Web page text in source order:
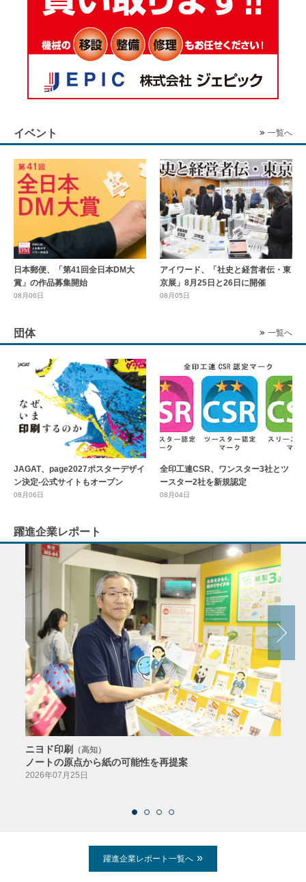
イベント 一覧へ
日本郵便、「第41回全日本DM大
賞」の作品募集開始
08月06日
アイワード、「社史と経営者伝・東
京展」8月25日と26日に開催
08月05日
団体 一覧へ
JAGAT、page2027ポスターデザイ
ン決定-公式サイトもオープン
08月06日
全印工連CSR、ワンスター3社とツ
ースター2社を新規認定
08月04日
躍進企業レポート
ニヨド印刷 （高知）
ノートの原点から紙の可能性を再提案
2026年07月25日
躍進企業レポート一覧へ